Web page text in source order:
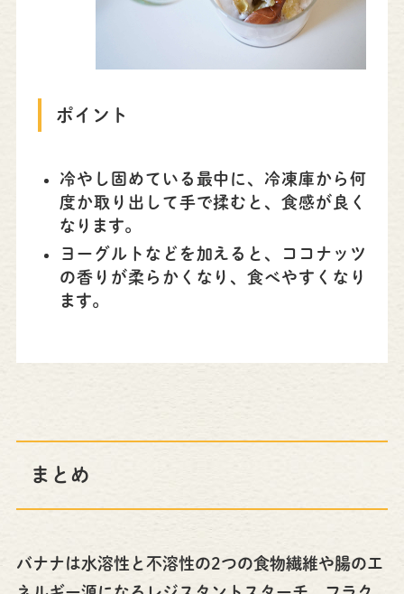
ポイント
冷やし固めている最中に、冷凍庫から何
度か取り出して手で揉むと、食感が良く
なります。
ヨーグルトなどを加えると、ココナッツ
の香りが柔らかくなり、食べやすくなり
ます。
まとめ
バナナは水溶性と不溶性の2つの食物繊維や腸のエ